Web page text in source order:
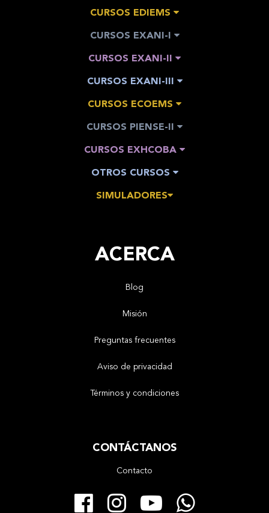
CURSOS EDIEMS
CURSOS EXANI-I
CURSOS EXANI-II
CURSOS EXANI-III
CURSOS ECOEMS
CURSOS PIENSE-II
CURSOS EXHCOBA
OTROS CURSOS
SIMULADORES
ACERCA
Blog
Misión
Preguntas frecuentes
Aviso de privacidad
Términos y condiciones
CONTÁCTANOS
Contacto
Facebook
Instagram
YouTube